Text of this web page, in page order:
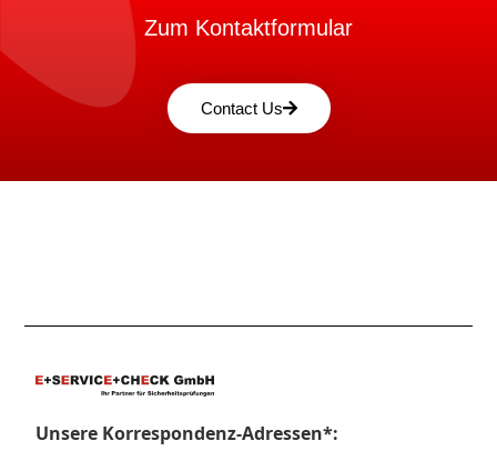
Zum Kontaktformular
Contact Us
Unsere Korrespondenz-Adressen*: